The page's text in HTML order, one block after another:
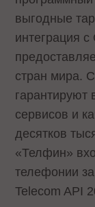
выгодные
интеграция
стран мира.
гарантируют
сервисов и
десятков
«Телфин»
телефонии
Telecom API